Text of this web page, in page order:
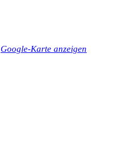
Google-Karte anzeigen